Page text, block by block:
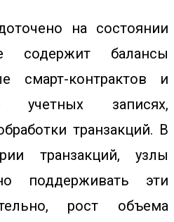
на состоянии
содержит балансы
смарт-контрактов и
учетных записях,
транзакций. В
транзакций, узлы
поддерживать эти
рост объема